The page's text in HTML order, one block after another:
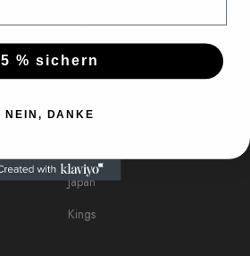
MAKE YOUR OWN SUSHI
algae
Asia
Japan
Kings
5 % sichern
NEIN, DANKE